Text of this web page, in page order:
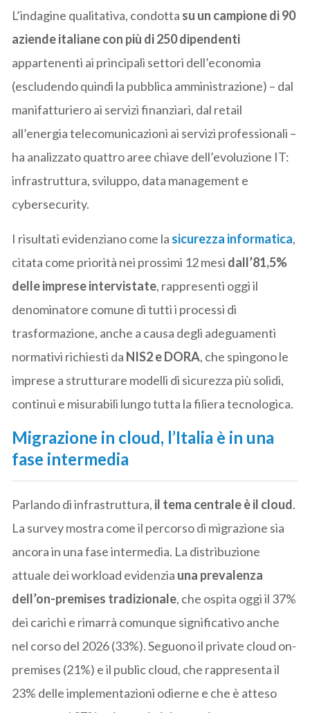
L’indagine qualitativa, condotta su un campione di 90
aziende italiane con più di 250 dipendenti
appartenenti ai principali settori dell’economia
(escludendo quindi la pubblica amministrazione) – dal
manifatturiero ai servizi finanziari, dal retail
all’energia telecomunicazioni ai servizi professionali –
ha analizzato quattro aree chiave dell’evoluzione IT:
infrastruttura, sviluppo, data management e
cybersecurity.
I risultati evidenziano come la sicurezza informatica,
citata come priorità nei prossimi 12 mesi dall’81,5%
delle imprese intervistate, rappresenti oggi il
denominatore comune di tutti i processi di
trasformazione, anche a causa degli adeguamenti
normativi richiesti da NIS2 e DORA, che spingono le
imprese a strutturare modelli di sicurezza più solidi,
continui e misurabili lungo tutta la filiera tecnologica.
Migrazione in cloud, l’Italia è in una
fase intermedia
Parlando di infrastruttura, il tema centrale è il cloud.
La survey mostra come il percorso di migrazione sia
ancora in una fase intermedia. La distribuzione
attuale dei workload evidenzia una prevalenza
dell’on-premises tradizionale, che ospita oggi il 37%
dei carichi e rimarrà comunque significativo anche
nel corso del 2026 (33%). Seguono il private cloud on-
premises (21%) e il public cloud, che rappresenta il
23% delle implementazioni odierne e che è atteso